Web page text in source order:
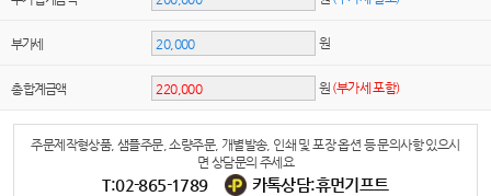
부가세 원
총 합계금액 원 (부가세 포함)
주문제작형상품, 샘플주문, 소량주문, 개별발송, 인쇄 및 포장 옵션 등 문의사항 있으시
면 상담문의 주세요
T:02-865-1789 카톡상담:휴먼기프트